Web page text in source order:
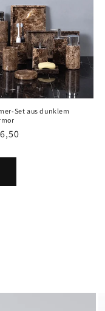
Set aus dunklem